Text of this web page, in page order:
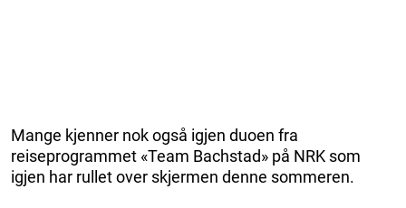
Mange kjenner nok også igjen duoen fra
reiseprogrammet «Team Bachstad» på NRK som
igjen har rullet over skjermen denne sommeren.